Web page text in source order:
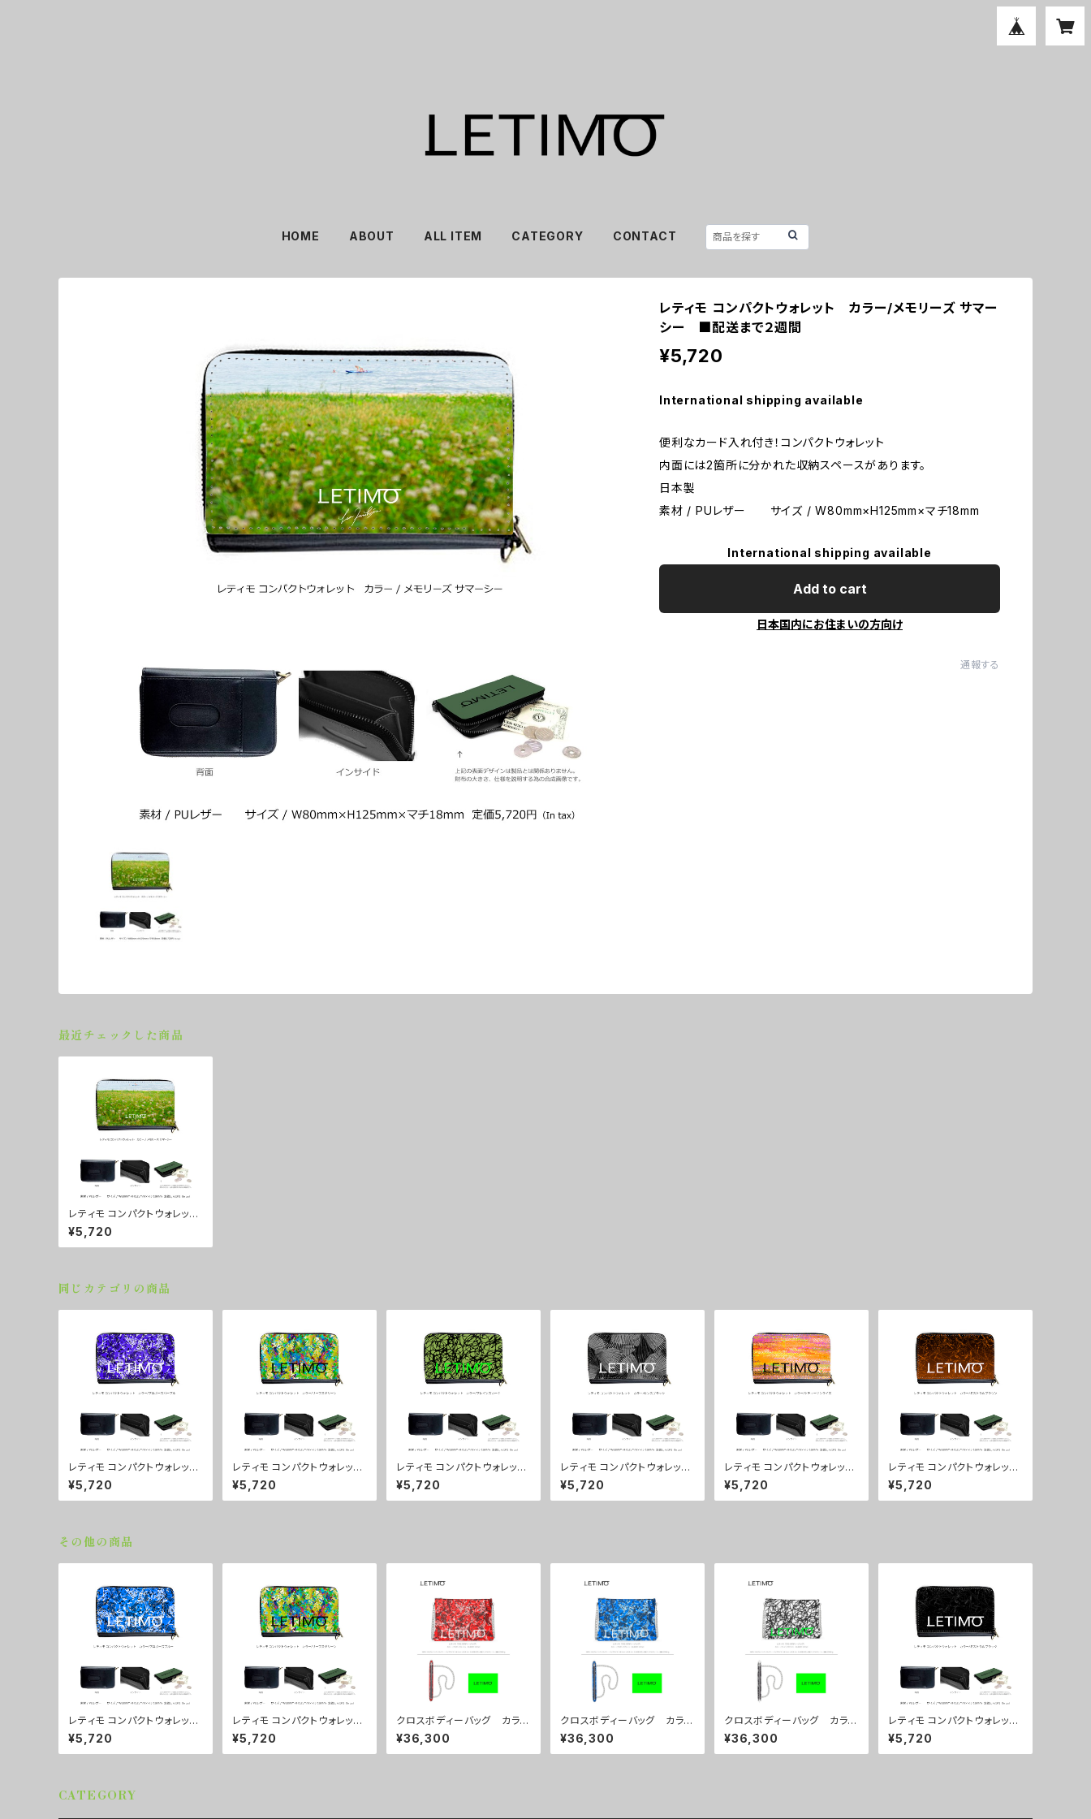
HOME ABOUT ALL ITEM CATEGORY CONTACT
レティモ コンパクトウォレット カラー/メモリーズ サマー
シー ■配送まで２週間
¥5,720
International shipping available
便利なカード入れ付き！コンパクトウォレット
内面には2箇所に分かれた収納スペースがあります。
日本製
素材 / PUレザー サイズ / W80mm×H125mm×マチ18mm
International shipping available
Add to cart
日本国内にお住まいの方向け
通報する
最近チェックした商品
レティモ コンパクトウォレッ
ト カラー/メモリーズ サマー
シー ■配送まで２週間
¥5,720
同じカテゴリの商品
レティモ コンパクトウォレッ
ト カラー/プロポーズパープ
ル ■配送まで3週間
¥5,720
レティモ コンパクトウォレッ
ト カラー/リーフスグリー
ン ■配送まで3週間
¥5,720
レティモ コンパクトウォレッ
ト カラー/ブレインズカー
キ ■配送まで3週間
¥5,720
レティモ コンパクトウォレッ
ト カラー/センスブラック
■配送まで3週間
¥5,720
レティモ コンパクトウォレッ
ト カラー/シティーサンライ
ズ ■配送まで3週間
¥5,720
レティモ コンパクトウォレッ
ト カラー/ミストラルブラウ
ン ■配送まで3週間
¥5,720
その他の商品
レティモ コンパクトウォレッ
ト カラー/プロポーズブル
ー ■配送まで3週間
¥5,720
レティモ コンパクトウォレッ
ト カラー/リーフスグリー
ン ■配送まで3週間
¥5,720
クロスボディーバッグ カラ
ー/プロポーズルージュ ■
配送まで約１か月
¥36,300
クロスボディーバッグ カラ
ー/プロポーズブルー ■配
送まで約１か月
¥36,300
クロスボディーバッグ カラ
ー/ブレインズホワイト ■配
送まで約１か月
¥36,300
レティモ コンパクトウォレッ
ト カラー/ミストラルブラッ
ク ■配送まで3週間
¥5,720
CATEGORY